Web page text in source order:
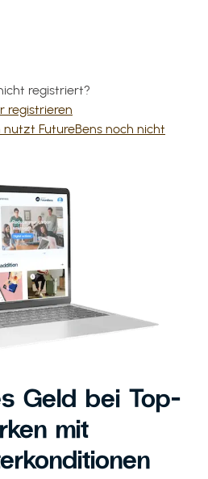
registriert?
registrieren
FutureBens noch nicht
Geld bei Top-
mit